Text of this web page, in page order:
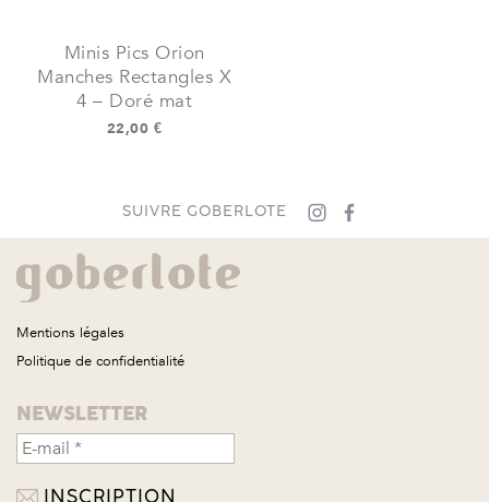
Minis Pics Orion
Manches Rectangles X
4 – Doré mat
22,00 €
SUIVRE GOBERLOTE
Mentions légales
Politique de confidentialité
NEWSLETTER